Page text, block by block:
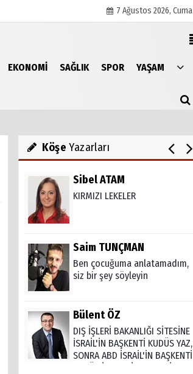
7 Ağustos 2026, Cuma
EKONOMI SAĞLIK SPOR YAŞAM
Künye
Köşe Yazarları
ERENKÖY-GÜZELYALI'DA KIRIM
SAVAŞI'NDAN KALAN TEK HATIRA
Sibel ATAM
KIRMIZI LEKELER
Saim TUNÇMAN
Ben çocuğuma anlatamadım,
siz bir şey söyleyin
Bülent ÖZ
DIŞ İŞLERİ BAKANLIĞI SİTESİNE
İSRAİL'İN BAŞKENTİ KUDÜS YAZ,
SONRA ABD İSRAİL'İN BAŞKENTİ
KUDÜS İLAN EDİNCE TEPKİ